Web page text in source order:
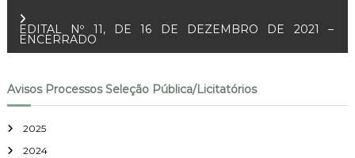
v
e
g
EDITAL Nº 11, DE 16 DE DEZEMBRO DE 2021 –
ENCERRADO
Avisos Processos Seleção Pública/Licitatórios
2025
2024